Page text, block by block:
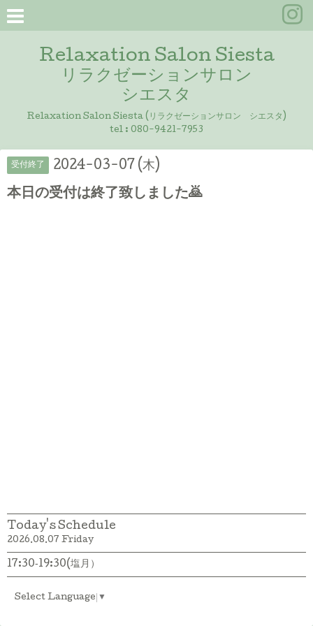
Relaxation Salon Siesta
リラクゼーションサロン
シエスタ
Relaxation Salon Siesta (リラクゼーションサロン シエスタ)
tel : 080-9421-7953
受付終了 2024-03-07 (木)
本日の受付は終了致しました🙇
Today's Schedule
2026.08.07 Friday
17:30‐19:30(塩月）
Select Language ▼